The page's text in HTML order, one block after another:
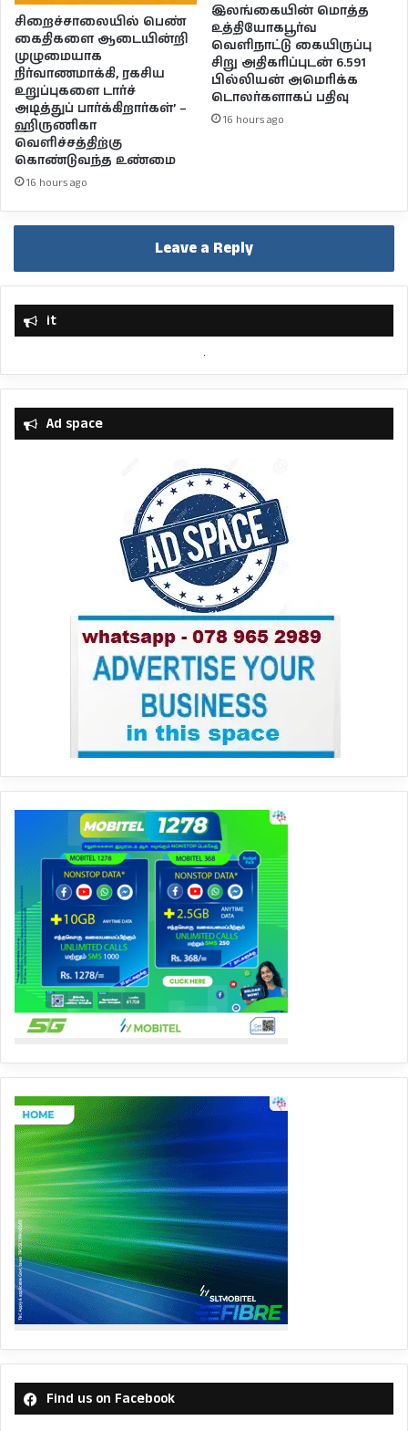
சிறைச்சாலையில் பெண்
கைதிகளை ஆடையின்றி
முழுமையாக
நிர்வாணமாக்கி, ரகசிய
உறுப்புகளை டார்ச்
அடித்துப் பார்க்கிறார்கள்’ –
ஹிருணிகா
வெளிச்சத்திற்கு
கொண்டுவந்த உண்மை
16 hours ago
இலங்கையின் மொத்த
உத்தியோகபூர்வ
வெளிநாட்டு கையிருப்பு
சிறு அதிகரிப்புடன் 6.591
பில்லியன் அமெரிக்க
டொலர்களாகப் பதிவு
16 hours ago
Leave a Reply
it
Ad space
Find us on Facebook